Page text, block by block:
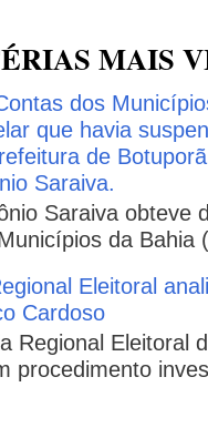
MAIS
dos
que havia
de
Saraiva.
Saraiva obteve
da Bahia
Eleitoral
Cardoso
Regional Eleitoral
procedimento